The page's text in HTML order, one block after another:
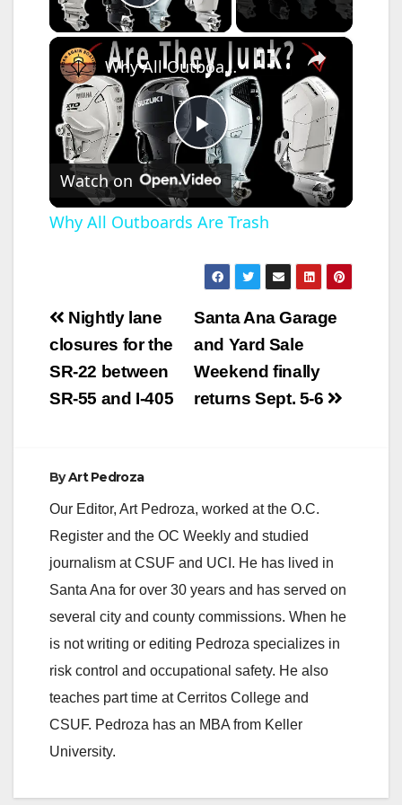
Play Video
×
P
l
a
y
V
e
o
Why All Outboards Are Trash
Watch on
Why All Outboards Are Trash
Post
navigation
Santa Ana Garage
and Yard Sale
Weekend finally
returns Sept. 5-6
Nightly lane
closures for the
SR-22 between
SR-55 and I-405
ByArt Pedroza
Our Editor, Art Pedroza, worked at the O.C.
Register and the OC Weekly and studied
journalism at CSUF and UCI. He has lived in
Santa Ana for over 30 years and has served on
several city and county commissions. When he
is not writing or editing Pedroza specializes in
risk control and occupational safety. He also
teaches part time at Cerritos College and
CSUF. Pedroza has an MBA from Keller
University.